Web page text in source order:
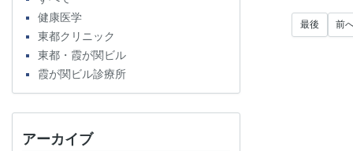
健康医学
東都クリニック
東都・霞が関ビル
霞が関ビル診療所
アーカイブ
最後 前